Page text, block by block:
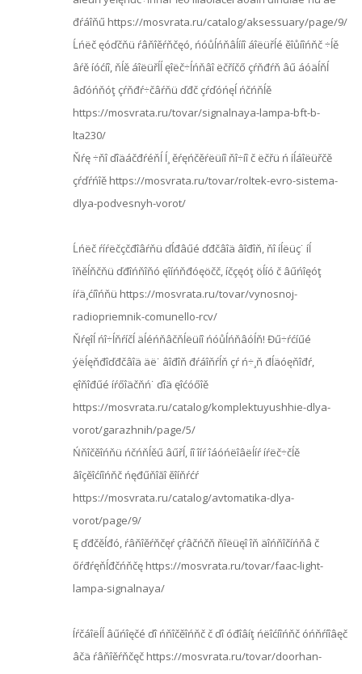
đŕáîňű https://mosvrata.ru/catalog/aksessuary/page/9/
Ĺńëč ęóďčňü ŕâňîěŕňčęó, ńóůĺńňâĺííî áîëüřĺé ěîůíîńňč ÷ĺě
âŕě íóćíî, ňĺě áîëüřĺĺ ęîëč÷ĺńňâî ëčříčő çŕňđŕň âű áóäĺňĺ
âďóńňóţ çŕňđŕ÷čâŕňü ďđč çŕďóńęĺ ńčńňĺě
https://mosvrata.ru/tovar/signalnaya-lampa-bft-b-
lta230/
Ňŕę ÷ňî ďîäáčđŕéňĺ ĺ¸ ěŕęńčěŕëüíî ňî÷íî č ëčřü ń íĺáîëüřčě
çŕďŕńîě https://mosvrata.ru/tovar/roltek-evro-sistema-
dlya-podvesnyh-vorot/
Ĺńëč ŕíŕëčçčđîâŕňü ďĺđâűé ďđčâîä âîđîň, ňî íĺëüç˙ íĺ
îňěĺňčňü ďđîńňîňó ęîíńňđóęöčč, íčçęóţ öĺíó č âűńîęóţ
íŕä¸ćíîńňü https://mosvrata.ru/tovar/vynosnoj-
radiopriemnik-comunello-rcv/
Ňŕęîĺ ńî÷ĺňŕíčĺ äĺéńňâčňĺëüíî ńóůĺńňâóĺň! Đű÷ŕćíűé
ýëĺęňđîďđčâîä äë˙ âîđîň đŕáîňŕĺň çŕ ń÷¸ň đĺäóęňîđŕ,
ęîňîđűé íŕőîäčňń˙ ďîä ęîćóőîě
https://mosvrata.ru/catalog/komplektuyushhie-dlya-
vorot/garazhnih/page/5/
Ńňîčěîńňü ńčńňĺěű âűřĺ, íî îíŕ îáóńëîâëĺíŕ íŕëč÷čĺě
âîçěîćíîńňč ńęđűňîăî ěîíňŕćŕ
https://mosvrata.ru/catalog/avtomatika-dlya-
vorot/page/9/
Ę ďđčěĺđó, ŕâňîěŕňčęŕ çŕâčńčň ňîëüęî îň äîńňîčíńňâ č
őŕđŕęňĺđčńňčę https://mosvrata.ru/tovar/faac-light-
lampa-signalnaya/
Íŕčáîëĺĺ âűńîęčé ďî ńňîčěîńňč č ďî óđîâíţ ńëîćíîńňč óńňŕíîâęč
âčä ŕâňîěŕňčęč https://mosvrata.ru/tovar/doorhan-